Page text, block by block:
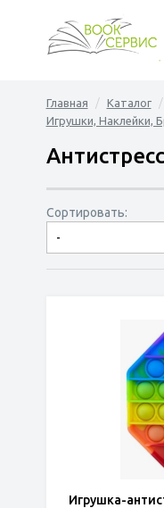
Главная Каталог
Игрушки, Наклейки,
Антистресс
Сортировать:
-
по дате
по популярности
сначала дешёвые
сначала дорогие
Игрушка-